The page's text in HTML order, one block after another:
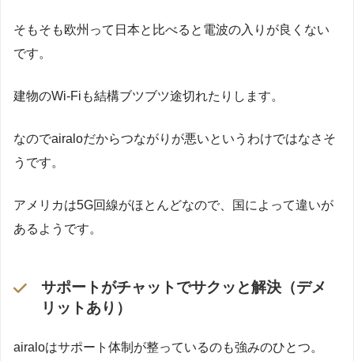
そもそも欧州って日本と比べると電波の入りが良くない
です。
建物のWi-Fiも結構ブツブツ途切れたりします。
なのでairaloだからつながりが悪いというわけではなさそ
うです。
アメリカは5G回線がほとんどなので、国によって違いが
あるようです。
サポートがチャットでサクッと解決（デメ
リットあり）
airaloはサポート体制が整っているのも強みのひとつ。